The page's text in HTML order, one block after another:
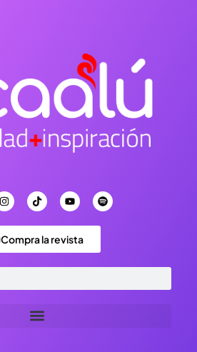
Compra la revista